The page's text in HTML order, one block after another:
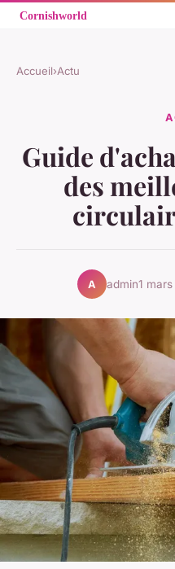
Accueil›Actu
Guide
des
A admin1